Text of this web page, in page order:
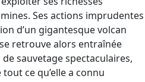
Ses actions imprudentes
d’un gigantesque volcan
retrouve alors entraînée
sauvetage spectaculaires,
ce qu’elle a connu